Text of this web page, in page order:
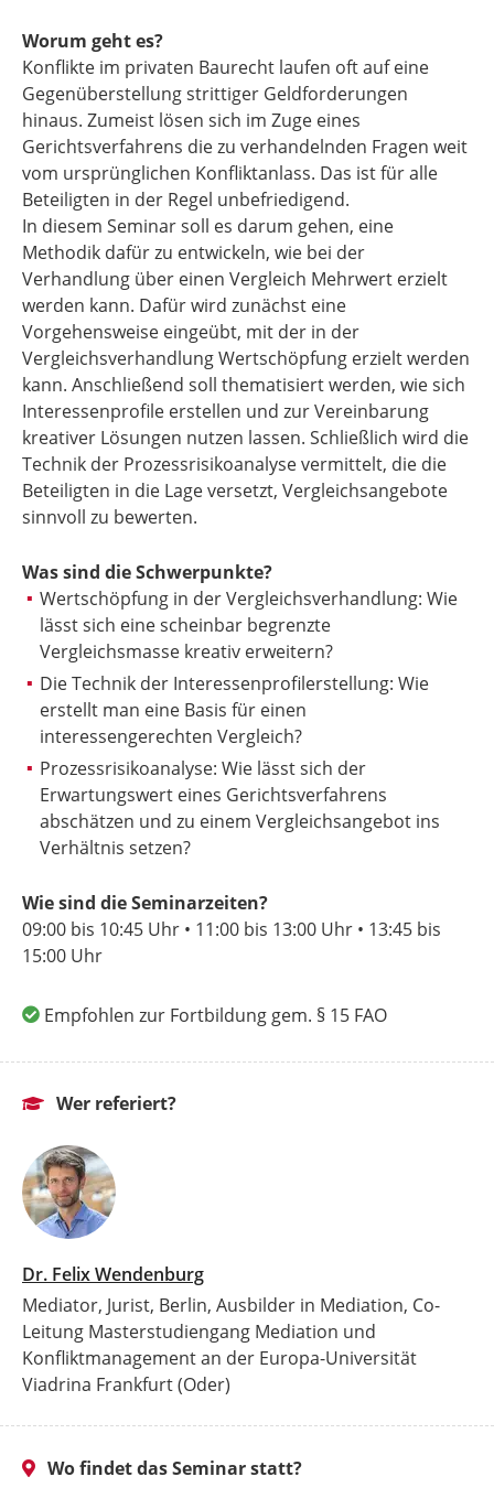
Worum geht es?
Konflikte im privaten Baurecht laufen oft auf eine
Gegenüberstellung strittiger Geldforderungen
hinaus. Zumeist lösen sich im Zuge eines
Gerichtsverfahrens die zu verhandelnden Fragen weit
vom ursprünglichen Konfliktanlass. Das ist für alle
Beteiligten in der Regel unbefriedigend.
In diesem Seminar soll es darum gehen, eine
Methodik dafür zu entwickeln, wie bei der
Verhandlung über einen Vergleich Mehrwert erzielt
werden kann. Dafür wird zunächst eine
Vorgehensweise eingeübt, mit der in der
Vergleichsverhandlung Wertschöpfung erzielt werden
kann. Anschließend soll thematisiert werden, wie sich
Interessenprofile erstellen und zur Vereinbarung
kreativer Lösungen nutzen lassen. Schließlich wird die
Technik der Prozessrisikoanalyse vermittelt, die die
Beteiligten in die Lage versetzt, Vergleichsangebote
sinnvoll zu bewerten.
Was sind die Schwerpunkte?
Wertschöpfung in der Vergleichsverhandlung: Wie
lässt sich eine scheinbar begrenzte
Vergleichsmasse kreativ erweitern?
Die Technik der Interessenprofilerstellung: Wie
erstellt man eine Basis für einen
interessengerechten Vergleich?
Prozessrisikoanalyse: Wie lässt sich der
Erwartungswert eines Gerichtsverfahrens
abschätzen und zu einem Vergleichsangebot ins
Verhältnis setzen?
Wie sind die Seminarzeiten?
09:00 bis 10:45 Uhr • 11:00 bis 13:00 Uhr • 13:45 bis
15:00 Uhr
Empfohlen zur Fortbildung gem. § 15 FAO
Wer referiert?
Dr. Felix Wendenburg
Mediator, Jurist, Berlin, Ausbilder in Mediation, Co-
Leitung Masterstudiengang Mediation und
Konfliktmanagement an der Europa-Universität
Viadrina Frankfurt (Oder)
Wo findet das Seminar statt?